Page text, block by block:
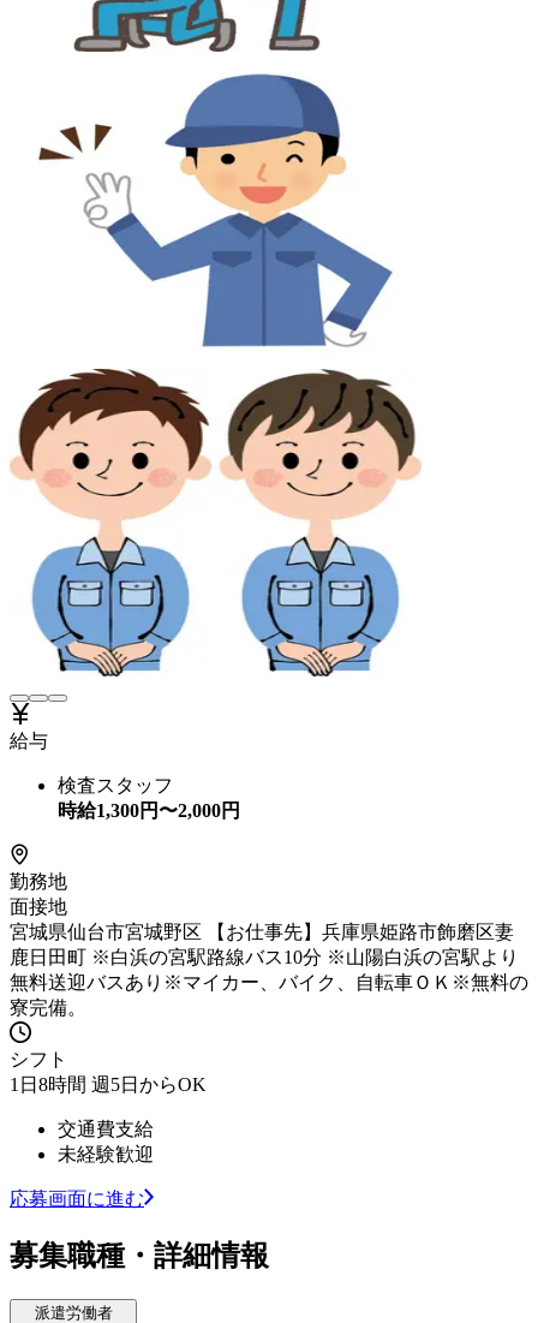
給与
検査スタッフ
時給1,300円〜2,000円
勤務地
面接地
宮城県仙台市宮城野区 【お仕事先】兵庫県姫路市飾磨区妻
鹿日田町 ※白浜の宮駅路線バス10分 ※山陽白浜の宮駅より
無料送迎バスあり※マイカー、バイク、自転車ＯＫ※無料の
寮完備。
シフト
1日8時間 週5日からOK
交通費支給
未経験歓迎
応募画面に進む
募集職種・詳細情報
派遣労働者